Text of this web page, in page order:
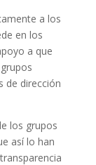
a los
en los
a que
de dirección
los grupos
así lo han